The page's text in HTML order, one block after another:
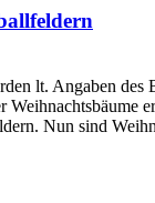
lt. Angaben des
Nun sind